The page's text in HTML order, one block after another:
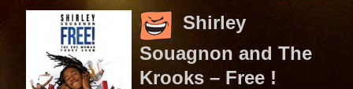
Shirley
Souagnon and The
Krooks – Free !